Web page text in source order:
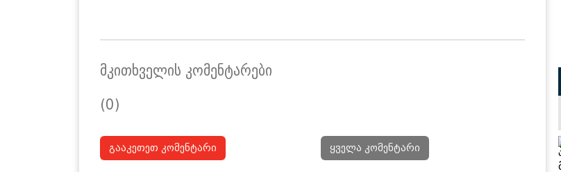
მკითხველის კომენტარები
(0)
გააკეთეთ კომენტარი ყველა კომენტარი